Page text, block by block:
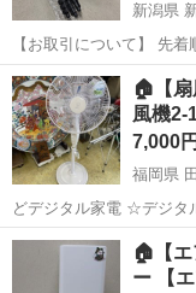
新潟県
【お取引について】 先
き、引取者が決まってい
な点がありましたら連絡ください。 【お渡し場
新潟市中央区西馬越7-18
新潟 新潟市 カ
🏠【
風機2-
7,000円
福岡県
どデジタル家電 ☆デジタ
ｉｋｏｎ…
福岡 田川郡 季
🏠【
ー 【